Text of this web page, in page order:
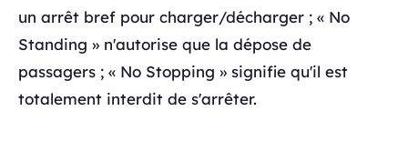
un arrêt bref pour charger/décharger ; « No
Standing » n'autorise que la dépose de
passagers ; « No Stopping » signifie qu'il est
totalement interdit de s'arrêter.